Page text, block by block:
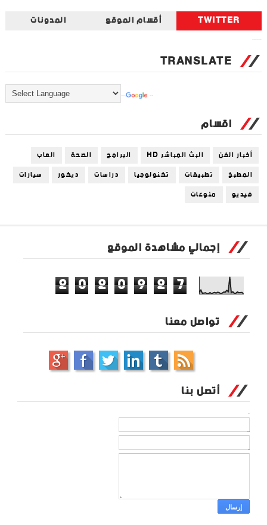
TWITTER أقسام الموقع المدونات
TRANSLATE
اقسام
أخبار الفن البث المباشر HD البرامج الصحة
العاب
المطبخ
تطبيقات تكنولوجيا دراسات ديكور
سيارات
فيديو
منوعات
إجمالي مشاهدة الموقع
2 0 2 0 9 2 7
تواصل معنا
أتصل بنا